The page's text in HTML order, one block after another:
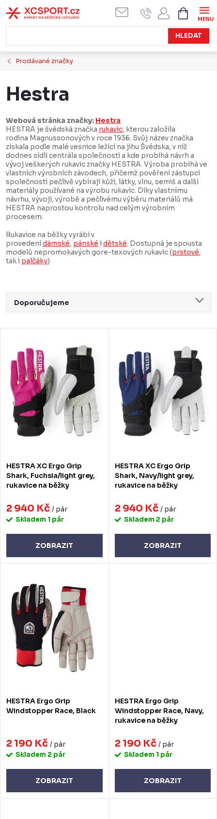
na
obsah
HLEDAT
KOŠÍK
Prodávané značky
Hestra
Webová stránka značky: Hestra
HESTRA je švédská značka rukavic, kterou založila
rodina Magnussonových v roce 1936. Svůj název značka
získala podle malé vesnice ležící na jihu Švédska, v níž
dodnes sídlí centrála společnosti a kde probíhá návrh a
vývoj veškerých rukavic značky HESTRA. Výroba probíhá ve
vlastních výrobních závodech, přičemž pověření zástupci
společnosti pečlivě vybírají kůži, látky, vlnu, semiš a další
materiály používané na výrobu rukavic. Díky vlastnímu
návrhu, vývoji, výrobě a pečlivému výběru materiálů má
HESTRA naprostou kontrolu nad celým výrobním
procesem.
Rukavice na běžky vyrábív
provedenídámské, pánské idětské. Dostupná je spousta
modelů nepromokavých gore-texových rukavic (prstové,
tak i palčáky)
Ř
a
n
p
u
k
t
ů
Doporučujeme
Nejprodávanější
Abecedně
p
p
d
u
k
HESTRA XC Ergo Grip
Shark, Fuchsia/light grey,
rukavice na běžky
2 940 Kč / pár
Skladem 1 pár
ZOBRAZIT
HESTRA XC Ergo Grip
Shark, Navy/light grey,
rukavice na běžky
2 940 Kč / pár
Skladem 2 pár
ZOBRAZIT
HESTRA Ergo Grip
Windstopper Race, Black
2 190 Kč / pár
Skladem 2 pár
ZOBRAZIT
HESTRA Ergo Grip
Windstopper Race, Navy,
rukavice na běžky
2 190 Kč / pár
Skladem 1 pár
ZOBRAZIT